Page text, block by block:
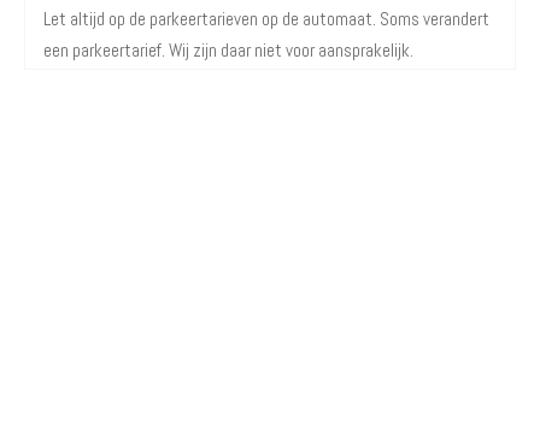
Let altijd op de parkeertarieven op de automaat. Soms verandert
een parkeertarief. Wij zijn daar niet voor aansprakelijk.